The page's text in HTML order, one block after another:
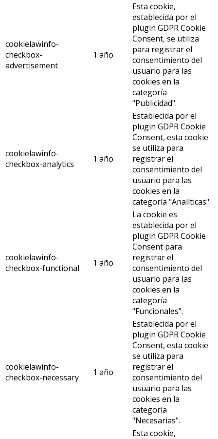
cookielawinfo-
checkbox-
advertisement
1 año
Esta cookie,
establecida por el
plugin GDPR Cookie
Consent, se utiliza
para registrar el
consentimiento del
usuario para las
cookies en la
categoría
"Publicidad".
cookielawinfo-
checkbox-analytics
1 año
Establecida por el
plugin GDPR Cookie
Consent, esta cookie
se utiliza para
registrar el
consentimiento del
usuario para las
cookies en la
categoría "Analíticas".
cookielawinfo-
checkbox-functional
1 año
La cookie es
establecida por el
plugin GDPR Cookie
Consent para
registrar el
consentimiento del
usuario para las
cookies en la
categoría
"Funcionales".
cookielawinfo-
checkbox-necessary
1 año
Establecida por el
plugin GDPR Cookie
Consent, esta cookie
se utiliza para
registrar el
consentimiento del
usuario para las
cookies en la
categoría
"Necesarias".
Esta cookie,